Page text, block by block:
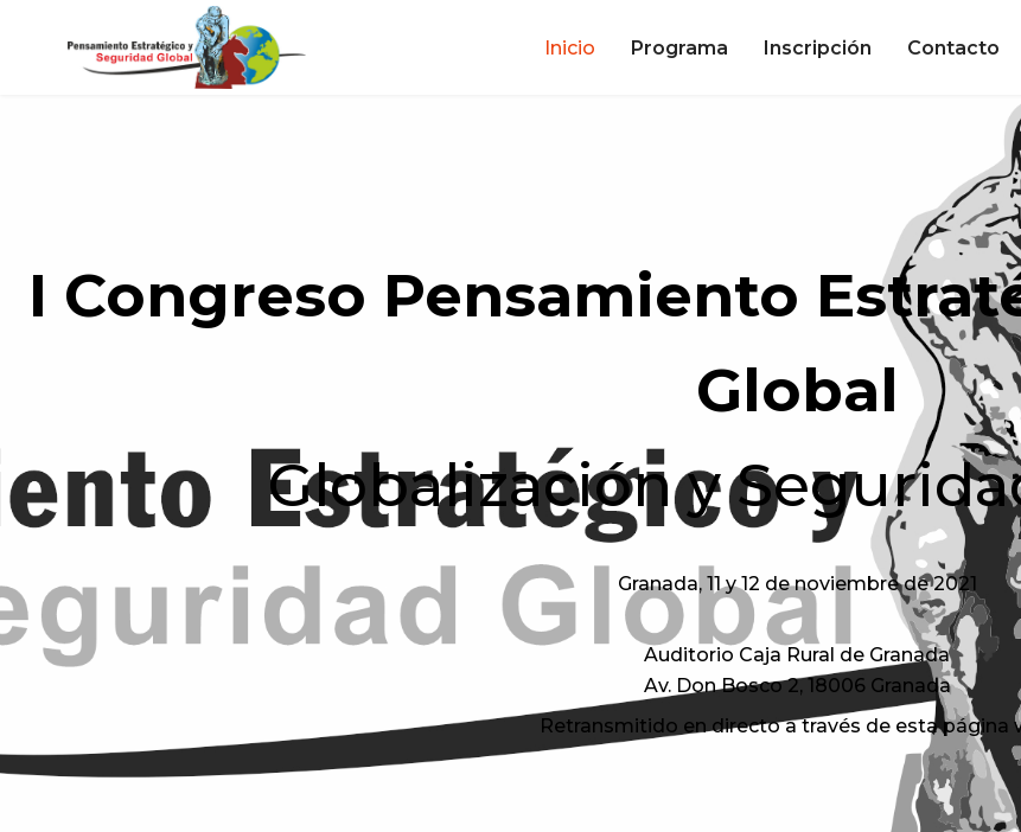
Inicio Programa Inscripción Contacto
I Congreso Pensamiento
Global
Globalización y
Granada, 11 y 12 de noviembre de 2021
Auditorio Caja Rural de Granada
Av. Don Bosco 2, 18006 Granada
Retransmitido en directo a través de esta página